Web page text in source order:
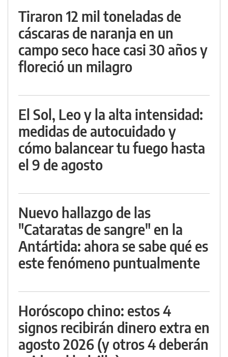
Tiraron 12 mil toneladas de
cáscaras de naranja en un
campo seco hace casi 30 años y
floreció un milagro
El Sol, Leo y la alta intensidad:
medidas de autocuidado y
cómo balancear tu fuego hasta
el 9 de agosto
Nuevo hallazgo de las
"Cataratas de sangre" en la
Antártida: ahora se sabe qué es
este fenómeno puntualmente
Horóscopo chino: estos 4
signos recibirán dinero extra en
agosto 2026 (y otros 4 deberán